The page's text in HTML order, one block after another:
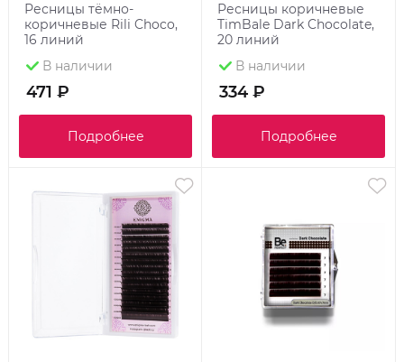
Ресницы тёмно-
коричневые Rili Choco,
16 линий
В наличии
471 ₽
Подробнее
Ресницы коричневые
TimBale Dark Chocolate,
20 линий
В наличии
334 ₽
Подробнее